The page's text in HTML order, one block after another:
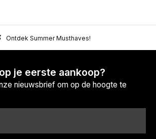
Ontdek Summer Musthaves!
je eerste aankoop?
nieuwsbrief om op de hoogte te